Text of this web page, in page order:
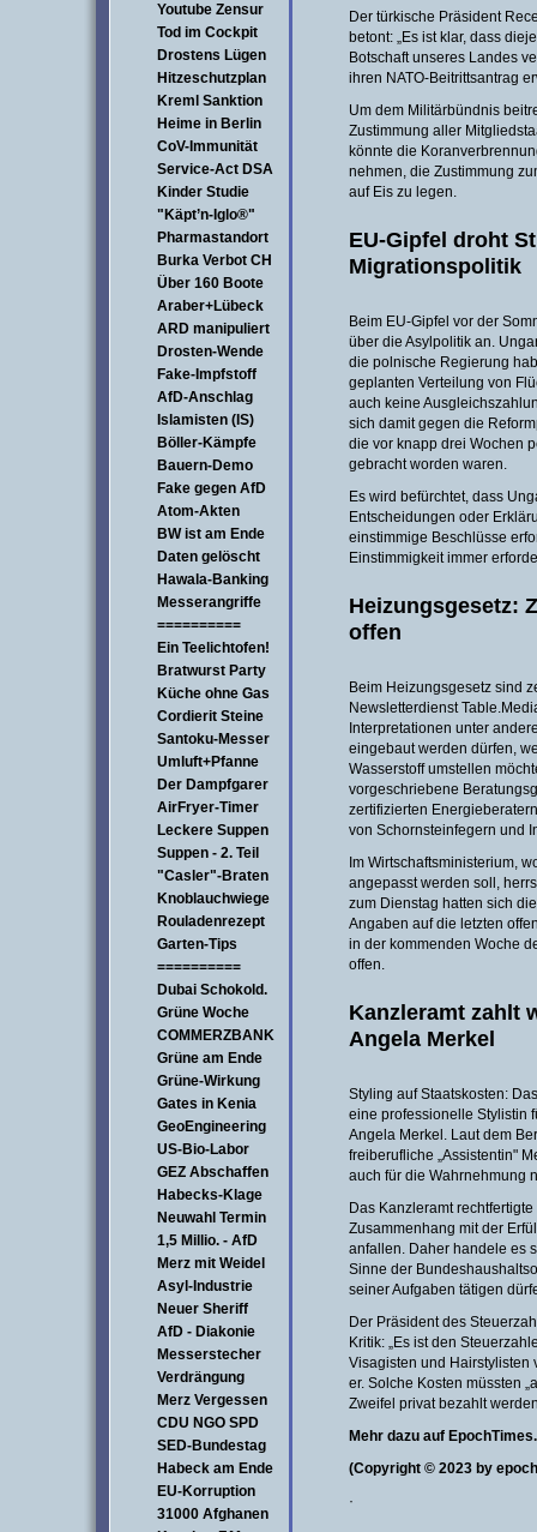
Youtube Zensur
Tod im Cockpit
Drostens Lügen
Hitzeschutzplan
Kreml Sanktion
Heime in Berlin
CoV-Immunität
Service-Act DSA
Kinder Studie
"Käpt’n-Iglo®"
Pharmastandort
Burka Verbot CH
Über 160 Boote
Araber+Lübeck
ARD manipuliert
Drosten-Wende
Fake-Impfstoff
AfD-Anschlag
Islamisten (IS)
Böller-Kämpfe
Bauern-Demo
Fake gegen AfD
Atom-Akten
BW ist am Ende
Daten gelöscht
Hawala-Banking
Messerangriffe
==========
Ein Teelichtofen!
Bratwurst Party
Küche ohne Gas
Cordierit Steine
Santoku-Messer
Umluft+Pfanne
Der Dampfgarer
AirFryer-Timer
Leckere Suppen
Suppen - 2. Teil
"Casler"-Braten
Knoblauchwiege
Rouladenrezept
Garten-Tips
==========
Dubai Schokold.
Grüne Woche
COMMERZBANK
Grüne am Ende
Grüne-Wirkung
Gates in Kenia
GeoEngineering
US-Bio-Labor
GEZ Abschaffen
Habecks-Klage
Neuwahl Termin
1,5 Millio. - AfD
Merz mit Weidel
Asyl-Industrie
Neuer Sheriff
AfD - Diakonie
Messerstecher
Verdrängung
Merz Vergessen
CDU NGO SPD
SED-Bundestag
Habeck am Ende
EU-Korruption
31000 Afghanen
Der türkische Präsident
betont: „Es ist klar, dass
Botschaft unseres Landes
ihren NATO-Beitrittsantrag
Um dem Militärbündnis
Zustimmung aller
könnte die
nehmen, die Zustimmung
auf Eis zu legen.
EU-Gipfel droht
Migrationspolitik
Beim EU-Gipfel vor der
über die Asylpolitik an.
die polnische Regierung
geplanten Verteilung von
auch keine
sich damit gegen die
die vor knapp drei Wochen
gebracht worden waren.
Es wird befürchtet, dass
Entscheidungen oder
einstimmige Beschlüsse
Einstimmigkeit immer
Heizungsgesetz:
offen
Beim Heizungsgesetz sind
Newsletterdienst
Interpretationen unter
eingebaut werden dürfen,
Wasserstoff umstellen
vorgeschriebene
zertifizierten
von Schornsteinfegern und
Im Wirtschaftsministerium,
angepasst werden soll,
zum Dienstag hatten sich
Angaben auf die letzten
in der kommenden Woche
offen.
Kanzleramt zahlt
Angela Merkel
Styling auf Staatskosten:
eine professionelle Stylistin
Angela Merkel. Laut dem
freiberufliche „Assistentin"
auch für die Wahrnehmung
Das Kanzleramt
Zusammenhang mit der
anfallen. Daher handele es
Sinne der
seiner Aufgaben tätigen
Der Präsident des
Kritik: „Es ist den
Visagisten und Hairstylisten
er. Solche Kosten müssten
Zweifel privat bezahlt
Mehr dazu auf
(Copyright © 2023 by
·